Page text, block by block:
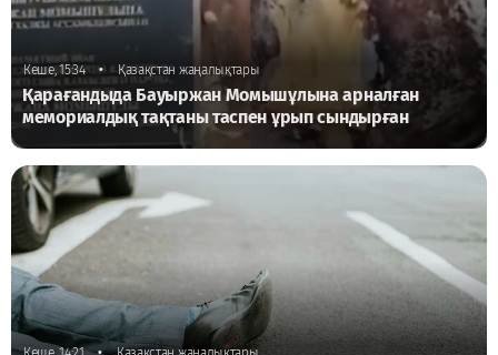
Кеше, 15:34 • Қазақстан жаңалықтары
Қарағандыда Бауыржан Момышұлына арналған
мемориалдық тақтаны таспен ұрып сындырған